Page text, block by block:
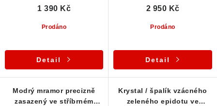
Prodáno
1 390 Kč
Detail
Prodáno
2 950 Kč
Detail
Modrý mramor precizně
zasazený ve stříbrném
Krystal / špalík vzácného
zeleného epidotu ve